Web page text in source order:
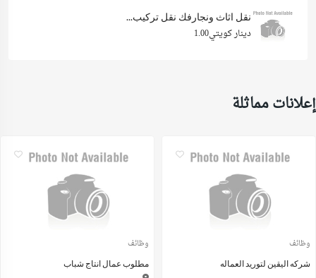
نقل اثاث ونجارفك نقل تركيب...
دينار كويتي1.00
إعلانات مماثلة
وظائف
شركه اليقين لتوريد العماله
وظائف
مطلوب عمال انتاج شباب